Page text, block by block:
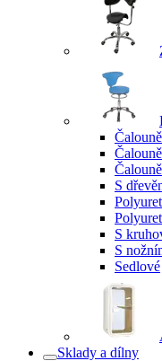
S
S
S
Sedlové
Sklady a dílny